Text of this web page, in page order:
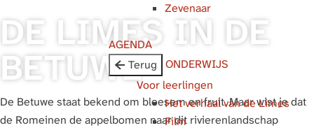
Zevenaar
AGENDA
Terug
ONDERWIJS
Voor leerlingen
Het verhaal van de Limes
Film
DE LIMES IN DE
BETUWE
De Betuwe staat bekend om bloesem en fruit. Maar wist je dat
de Romeinen de appelbomen naar dit rivierenlandschap